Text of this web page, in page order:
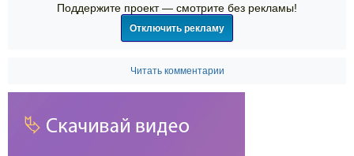
Поддержите проект — смотрите без рекламы!
Отключить рекламу
Читать комментарии